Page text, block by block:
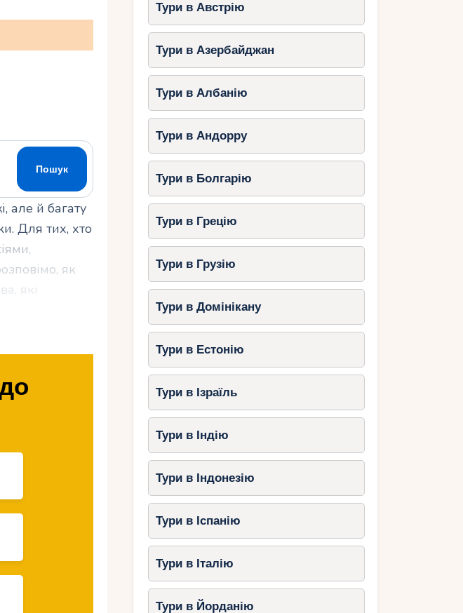
але й багату
Для тих, хто
як
які
археологічних
роблять
Тури в Австрію
Тури в Азербайджан
Тури в Албанію
Тури в Андорру
Тури в Болгарію
Тури в Грецію
Тури в Грузію
Тури в Домінікану
Тури в Естонію
Тури в Ізраїль
Тури в Індію
Тури в Індонезію
Тури в Іспанію
Тури в Італію
Тури в Йорданію